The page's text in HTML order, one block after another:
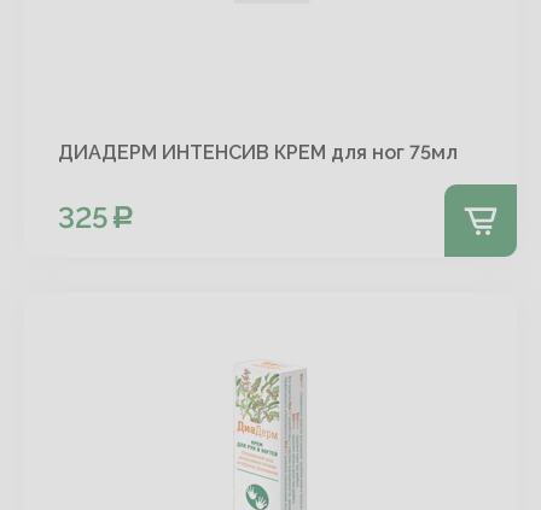
ДИАДЕРМ ИНТЕНСИВ КРЕМ для ног 75мл
325